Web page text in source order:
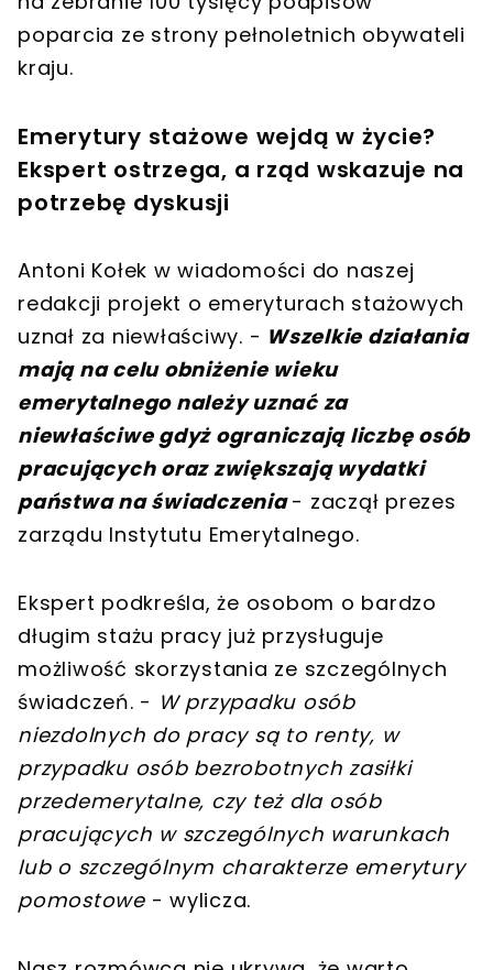
poparcia ze strony pełnoletnich obywateli
kraju.
Emerytury stażowe wejdą w życie?
Ekspert ostrzega, a rząd wskazuje na
potrzebę dyskusji
Antoni Kołek w wiadomości do naszej
redakcji projekt o emeryturach stażowych
uznał za niewłaściwy. - Wszelkie działania
mają na celu obniżenie wieku
emerytalnego należy uznać za
niewłaściwe gdyż ograniczają liczbę osób
pracujących oraz zwiększają wydatki
państwa na świadczenia- zaczął prezes
zarządu Instytutu Emerytalnego.
Ekspert podkreśla, że osobom o bardzo
długim stażu pracy już przysługuje
możliwość skorzystania ze szczególnych
świadczeń. - W przypadku osób
niezdolnych do pracy są to renty, w
przypadku osób bezrobotnych zasiłki
przedemerytalne, czy też dla osób
pracujących w szczególnych warunkach
lub o szczególnym charakterze emerytury
pomostowe - wylicza.